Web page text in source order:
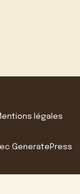
légales
GeneratePress